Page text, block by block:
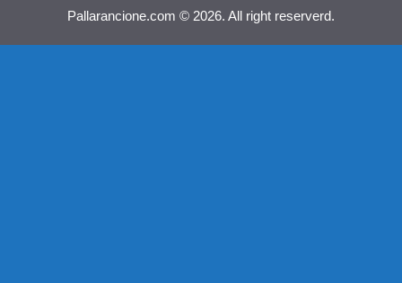
Pallarancione.com © 2026. All right reserverd.